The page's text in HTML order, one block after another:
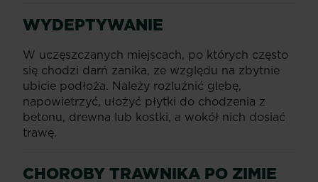
WYDEPTYWANIE
W uczęszczanych miejscach, po których często
się chodzi darń zanika, ze względu na zbytnie
ubicie podłoża. Należy rozluźnić glebę,
napowietrzyć, ułożyć płytki do chodzenia z
betonu, drewna lub kostki, a wokół nich dosiać
trawę.
CHOROBY TRAWNIKA PO ZIMIE